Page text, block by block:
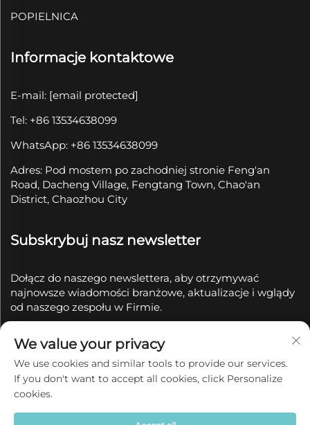
POPIELNICA
Informacje kontaktowe
E-mail: [email protected]
Tel: +86 13534638099
WhatsApp: +86 13534638099
Adres: Pod mostem po zachodniej stronie Feng'an
Road, Dacheng Village, Fengtang Town, Chao'an
District, Chaozhou City
Subskrybuj nasz newsletter
Dołącz do naszego newslettera, aby otrzymywać
najnowsze wiadomości branżowe, aktualizacje i wglądy
od naszego zespołu w Firmie.
Prawa autorskie © 2025 by Chaozhou Qianyue Ceramics
Co., Ltd.
Polityka prywatności
We value your privacy
We use cookies and similar tools to provide our services.
If you don't want to accept all cookies, click Personalize
cookies.